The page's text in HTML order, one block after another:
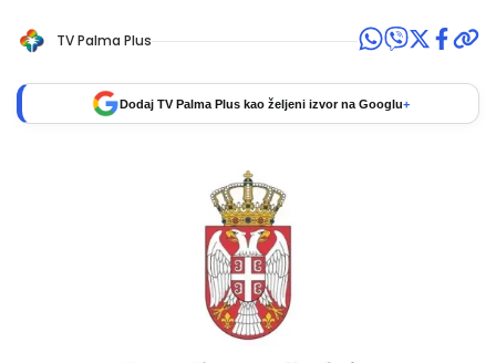
TV Palma Plus
Dodaj TV Palma Plus kao željeni izvor na Googlu+